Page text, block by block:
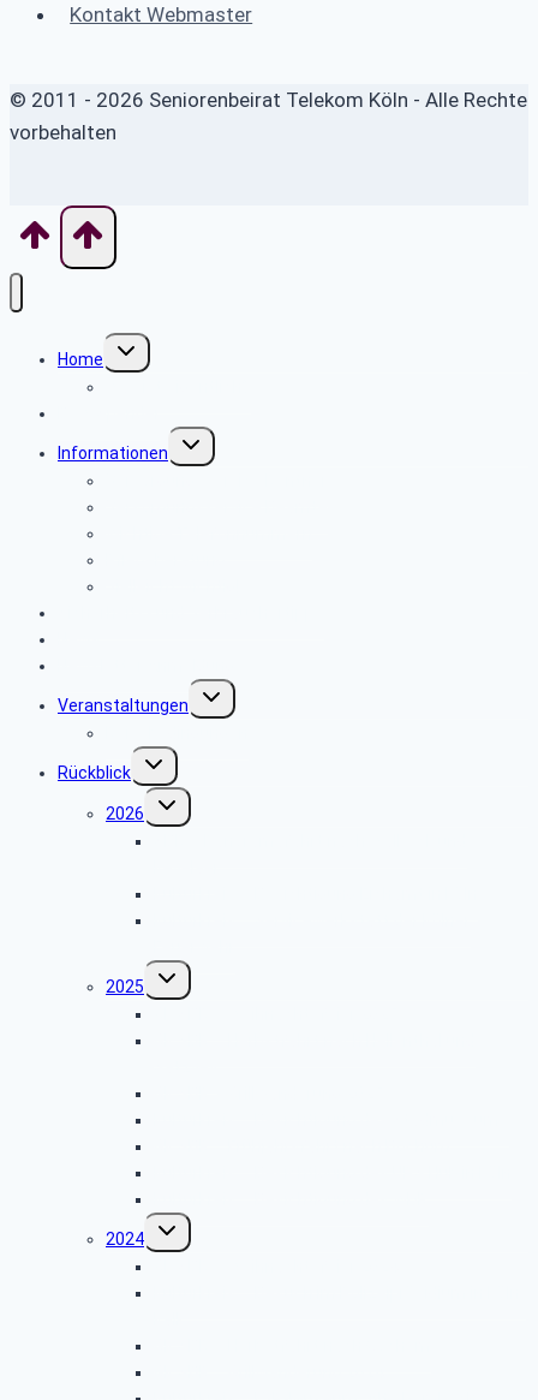
Kontakt Webmaster
© 2011 - 2026 Seniorenbeirat Telekom Köln - Alle Rechte
vorbehalten
Home
Untermenü
umschalten
Informationen
Untermenü
umschalten
Veranstaltungen
Untermenü
umschalten
Rückblick
Untermenü
umschalten
2026
Untermenü
umschalten
2025
Untermenü
umschalten
2024
Untermenü
umschalten